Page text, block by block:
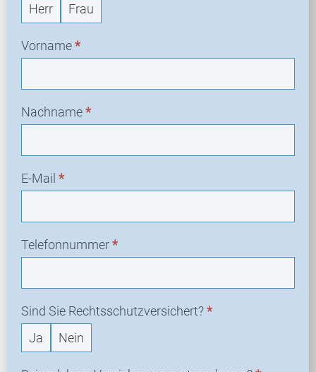
Herr Frau
Vorname*
Nachname*
E-Mail *
Telefonnummer*
Sind Sie Rechtsschutzversichert?*
Ja
Nein